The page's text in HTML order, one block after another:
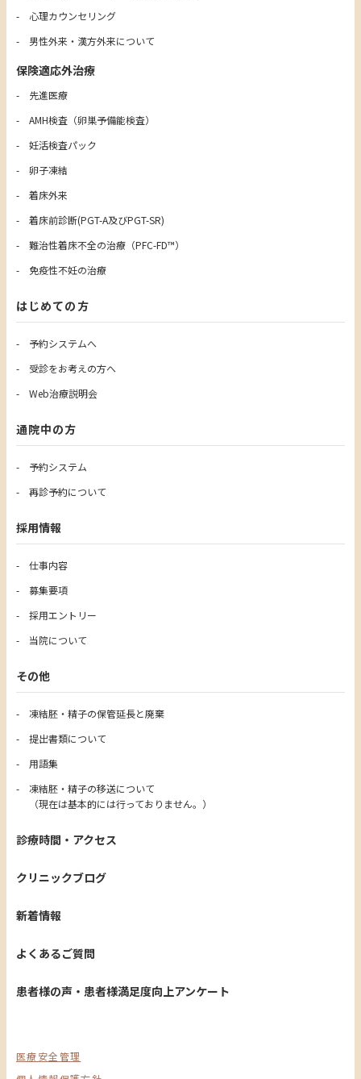
心理カウンセリング
男性外来・漢方外来について
保険適応外治療
先進医療
AMH検査（卵巣予備能検査）
妊活検査パック
卵子凍結
着床外来
着床前診断(PGT-A及びPGT-SR)
難治性着床不全の治療（PFC-FD™）
免疫性不妊の治療
はじめての方
予約システムへ
受診をお考えの方へ
Web治療説明会
通院中の方
予約システム
再診予約について
採用情報
仕事内容
募集要項
採用エントリー
当院について
その他
凍結胚・精子の保管延長と廃棄
提出書類について
用語集
凍結胚・精子の移送について
（現在は基本的には行っておりません。）
診療時間・アクセス
クリニックブログ
新着情報
よくあるご質問
患者様の声・患者様満足度向上アンケート
医療安全管理